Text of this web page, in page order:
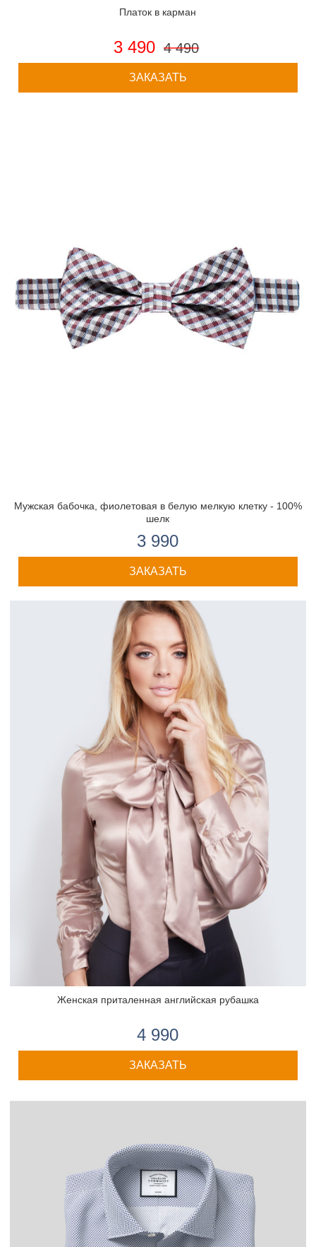
Платок в карман
3 490 4 490
ЗАКАЗАТЬ
Мужская бабочка, фиолетовая в белую мелкую клетку - 100%
шелк
3 990
ЗАКАЗАТЬ
Женская приталенная английская рубашка
4 990
ЗАКАЗАТЬ